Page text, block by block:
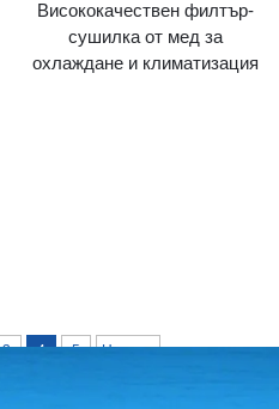
Висококачествен филтър-
сушилка от мед за
охлаждане и климатизация
3 4 5 Напред